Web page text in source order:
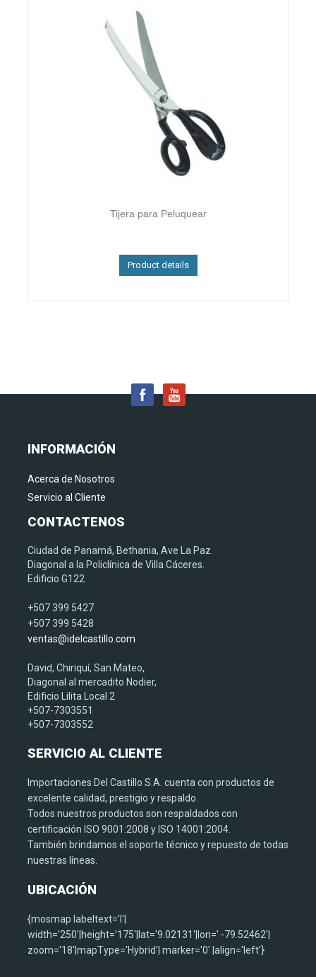
Tijera para Peluquear
Product details
INFORMACIÓN
Acerca de Nosotros
Servicio al Cliente
CONTACTENOS
Ciudad de Panamá, Bethania, Ave La Paz.
Diagonal a la Policlínica de Villa Cáceres.
Edificio G122
+507 399 5427
+507 399 5428
ventas@idelcastillo.com
David, Chiriquí, San Mateo,
Diagonal al mercadito Nodier,
Edificio Lilita Local 2
+507-7303551
+507-7303552
SERVICIO AL CLIENTE
Importaciones Del Castillo S.A. cuenta con productos de
excelente calidad, prestigio y respaldo.
Todos nuestros productos son respaldados con
certificación ISO 9001:2008 y ISO 14001:2004.
También brindamos el soporte técnico y repuesto de todas
nuestras líneas.
UBICACIÓN
{mosmap labeltext='I'|
width='250'|height='175'|lat='9.02131'|lon=' -79.52462'|
zoom='18'|mapType='Hybrid'| marker='0' |align='left'}